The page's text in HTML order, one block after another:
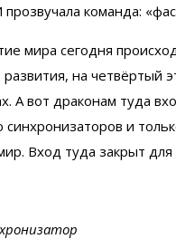
команда:
мира сегодня
на четвёртый
А вот драконам туда
и
Вход туда закрыт